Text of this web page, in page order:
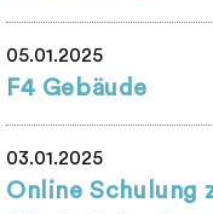
05.01.2025
F4 Gebäude
03.01.2025
Online Schulung